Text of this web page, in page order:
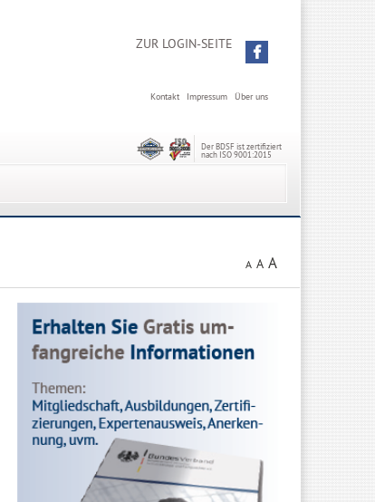
ZUR LOGIN-SEITE
Über uns
Impressum
Kontakt
Der BDSF ist zertifiziert
nach ISO 9001:2015
A A A